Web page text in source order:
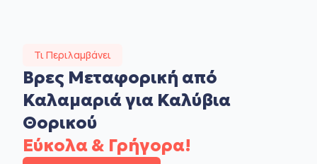
Τι Περιλαμβάνει
Βρες Μεταφορική από
Καλαμαριά για Καλύβια
Θορικού
Εύκολα & Γρήγορα!